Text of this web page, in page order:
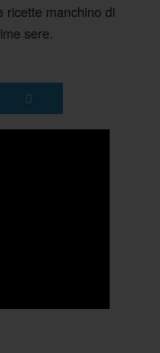
ricette manchino di
sere.